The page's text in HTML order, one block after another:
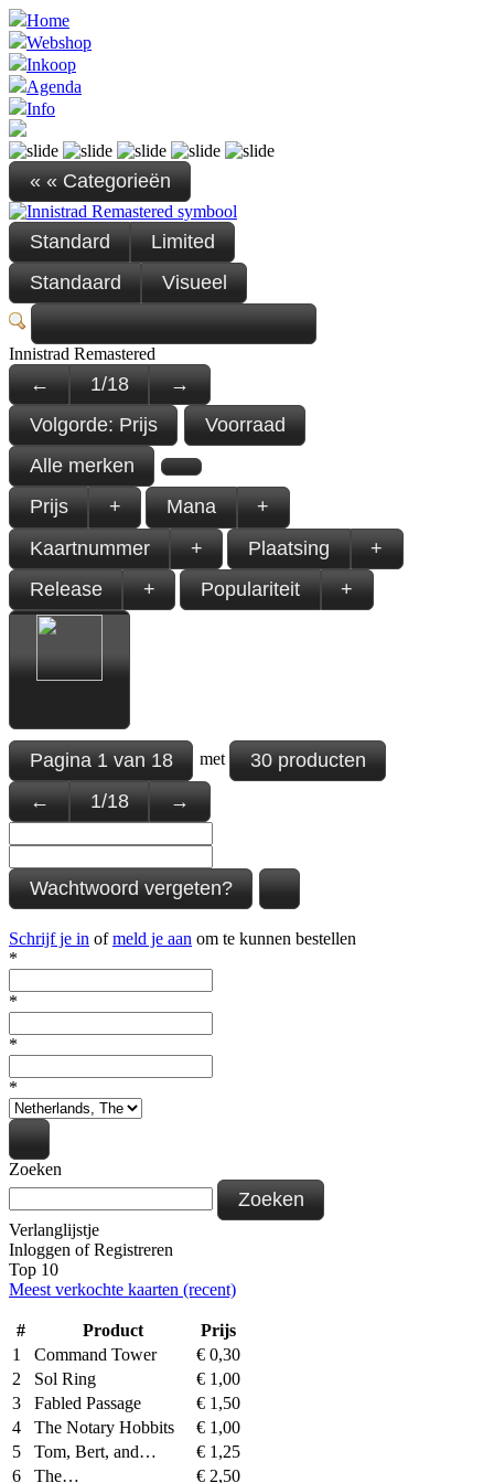
Home
Webshop
Inkoop
Agenda
Info
« « Categorieën
Standard
Limited
Standaard
Visueel
Innistrad Remastered
← 1/18
→
Volgorde: Prijs
Voorraad
Alle merken
Prijs
+ Mana
+
Kaartnummer
+ Plaatsing
+
Release
+ Populariteit +
Pagina1van18 met
30 producten
←
1/18 →
Wachtwoord vergeten?
Schrijf je in ofmeld je aan om te kunnen bestellen
*
*
*
*
Zoeken
Zoeken
Verlanglijstje
Inloggen ofRegistreren
Top 10
Meest verkochte kaarten (recent)
# Product
Prijs
1
Command Tower € 0,30
2
Sol Ring € 1,00
3
Fabled Passage € 1,50
4
The Notary Hobbits € 1,00
5
Tom, Bert, and… € 1,25
6
The… € 2,50